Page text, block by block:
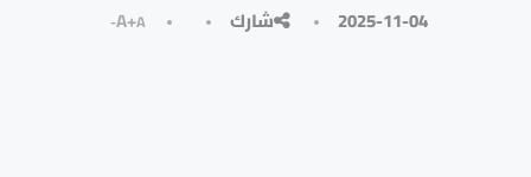
2025-11-04 شارك A+A-